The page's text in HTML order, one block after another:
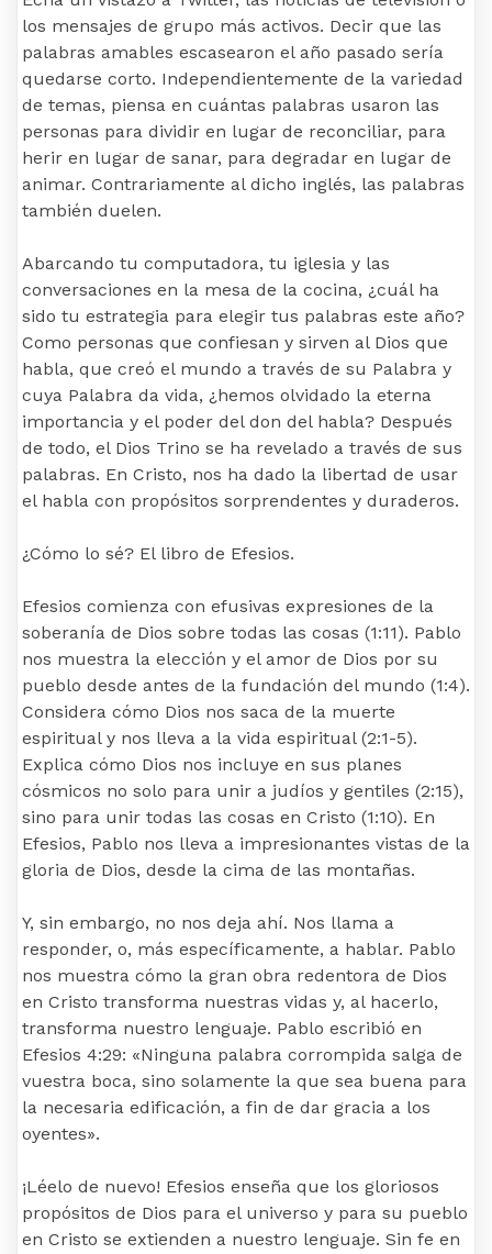
los mensajes de grupo más activos. Decir que las
palabras amables escasearon el año pasado sería
quedarse corto. Independientemente de la variedad
de temas, piensa en cuántas palabras usaron las
personas para dividir en lugar de reconciliar, para
herir en lugar de sanar, para degradar en lugar de
animar. Contrariamente al dicho inglés, las palabras
también duelen.
Abarcando tu computadora, tu iglesia y las
conversaciones en la mesa de la cocina, ¿cuál ha
sido tu estrategia para elegir tus palabras este año?
Como personas que confiesan y sirven al Dios que
habla, que creó el mundo a través de su Palabra y
cuya Palabra da vida, ¿hemos olvidado la eterna
importancia y el poder del don del habla? Después
de todo, el Dios Trino se ha revelado a través de sus
palabras. En Cristo, nos ha dado la libertad de usar
el habla con propósitos sorprendentes y duraderos.
¿Cómo lo sé? El libro de Efesios.
Efesios comienza con efusivas expresiones de la
soberanía de Dios sobre todas las cosas (1:11). Pablo
nos muestra la elección y el amor de Dios por su
pueblo desde antes de la fundación del mundo (1:4).
Considera cómo Dios nos saca de la muerte
espiritual y nos lleva a la vida espiritual (2:1-5).
Explica cómo Dios nos incluye en sus planes
cósmicos no solo para unir a judíos y gentiles (2:15),
sino para unir todas las cosas en Cristo (1:10). En
Efesios, Pablo nos lleva a impresionantes vistas de la
gloria de Dios, desde la cima de las montañas.
Y, sin embargo, no nos deja ahí. Nos llama a
responder, o, más específicamente, a hablar. Pablo
nos muestra cómo la gran obra redentora de Dios
en Cristo transforma nuestras vidas y, al hacerlo,
transforma nuestro lenguaje. Pablo escribió en
Efesios 4:29: «Ninguna palabra corrompida salga de
vuestra boca, sino solamente la que sea buena para
la necesaria edificación, a fin de dar gracia a los
oyentes».
¡Léelo de nuevo! Efesios enseña que los gloriosos
propósitos de Dios para el universo y para su pueblo
en Cristo se extienden a nuestro lenguaje. Sin fe en